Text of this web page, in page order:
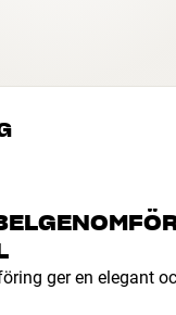
ger en elegant